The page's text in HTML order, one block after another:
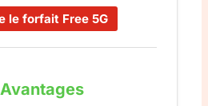
le forfait Free 5G
Avantages